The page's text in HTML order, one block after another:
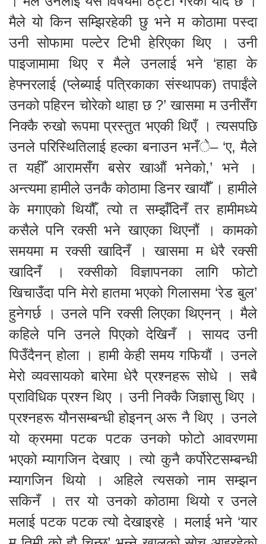
मैले यो किन सम्झिरहेकी छु भने म कोठामा पस्दा
उनी सोफामा पल्टेर टिभी हेरिएका थिए । उनी
पाइजामामा थिए र मैले उनलाई भने ‘हाहा के
हेफ्नरलाई (प्लेब्याई पत्रिकाका संस्थापक) तपाईंले
उनको पहिरन चोरेको थाहा छ ?’ खासमा म उनीसँग
निक्कै रुखो रूपमा प्रस्तुत भएकी थिएँ । त्यसपछि
उनले परिस्थितिलाई हल्का बनाउन भनँे– ‘ए, मैले
त यहीँ आरामसँग बसेर खाऔं भनेको,’ भने ।
अन्त्यमा हामीले उनकै कोठामा डिनर खायौँ । हामीले
के मगाएको थियौँ, त्यो त सम्झँदिनँ तर हामीमध्ये
कसैले पनि रक्सी भने खाएका थिएनौं । कामको
समयमा म रक्सी खादिनँ । खासमा म धेरै रक्सी
खादिनँ । रक्सीको विज्ञापनका लागि फोटो
खिचाउँदा पनि मेरो हातमा भएको गिलासमा ‘रेड बुल’
हुनेगर्छ । उनले पनि रक्सी लिएका थिएनन् । मैले
कहिले पनि उनले पिएको देखिनँ । सायद उनी
पिउँदैनन् होला । हामी केही समय गफियौं । उनले
मेरो व्यवसायको बारेमा धेरै प्रश्नहरू सोधे । सबै
प्राविधिक प्रश्न थिए । उनी निक्कै जिज्ञासु थिए ।
प्रश्नहरू यौनसम्बन्धी होइनन् अरू नै थिए । उनले
यो क्रममा पटक पटक उनको फोटो आवरणमा
भएको म्यागजिन देखाए । त्यो कुनै कर्पोरेटसम्बन्धी
म्यागजिन थियो । अहिले त्यसको नाम सम्झन
सकिनँ । तर यो उनको कोठामा थियो र उनले
मलाई पटक पटक त्यो देखाइरहे । मलाई भने ‘यार